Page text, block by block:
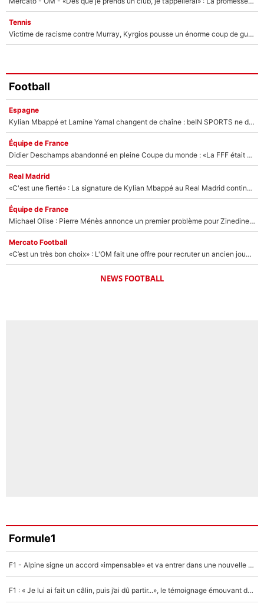
Tennis
Victime de racisme contre Murray, Kyrgios pousse un énorme coup de gueule !
Football
Espagne
Kylian Mbappé et Lamine Yamal changent de chaîne : beIN SPORTS ne digère pas cette décision historique et prédit un fiasco pour la Liga
Équipe de France
Didier Deschamps abandonné en pleine Coupe du monde : «La FFF était déjà passée à Zinedine Zidane»
Real Madrid
«C'est une fierté» : La signature de Kylian Mbappé au Real Madrid continue de régaler l'Espagne
Équipe de France
Michael Olise : Pierre Ménès annonce un premier problème pour Zinedine Zidane en équipe de France
Mercato Football
«C’est un très bon choix» : L'OM fait une offre pour recruter un ancien joueur du PSG... et c'est validé dans l'After Foot !
NEWS FOOTBALL
Formule1
F1 - Alpine signe un accord «impensable» et va entrer dans une nouvelle dimension : Grande nouvelle pour Pierre Gasly !
F1 : « Je lui ai fait un câlin, puis j’ai dû partir...», le témoignage émouvant de Max Verstappen sur sa fille